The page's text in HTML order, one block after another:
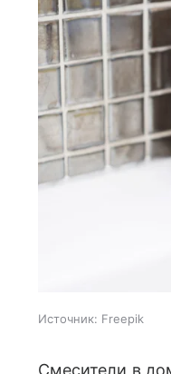
Источник: Freepik
Смесители в